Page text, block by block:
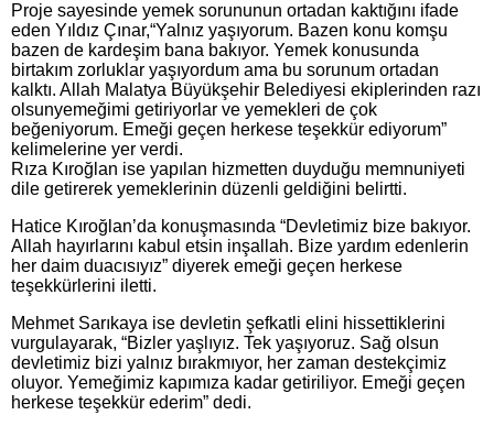
Proje sayesinde yemek sorununun ortadan kaktığını ifade
eden Yıldız Çınar,“Yalnız yaşıyorum. Bazen konu komşu
bazen de kardeşim bana bakıyor. Yemek konusunda
birtakım zorluklar yaşıyordum ama bu sorunum ortadan
kalktı. Allah Malatya Büyükşehir Belediyesi ekiplerinden razı
olsunyemeğimi getiriyorlar ve yemekleri de çok
beğeniyorum. Emeği geçen herkese teşekkür ediyorum”
kelimelerine yer verdi.
Rıza Kıroğlan ise yapılan hizmetten duyduğu memnuniyeti
dile getirerek yemeklerinin düzenli geldiğini belirtti.
Hatice Kıroğlan’da konuşmasında “Devletimiz bize bakıyor.
Allah hayırlarını kabul etsin inşallah. Bize yardım edenlerin
her daim duacısıyız” diyerek emeği geçen herkese
teşekkürlerini iletti.
Mehmet Sarıkaya ise devletin şefkatli elini hissettiklerini
vurgulayarak, “Bizler yaşlıyız. Tek yaşıyoruz. Sağ olsun
devletimiz bizi yalnız bırakmıyor, her zaman destekçimiz
oluyor. Yemeğimiz kapımıza kadar getiriliyor. Emeği geçen
herkese teşekkür ederim” dedi.